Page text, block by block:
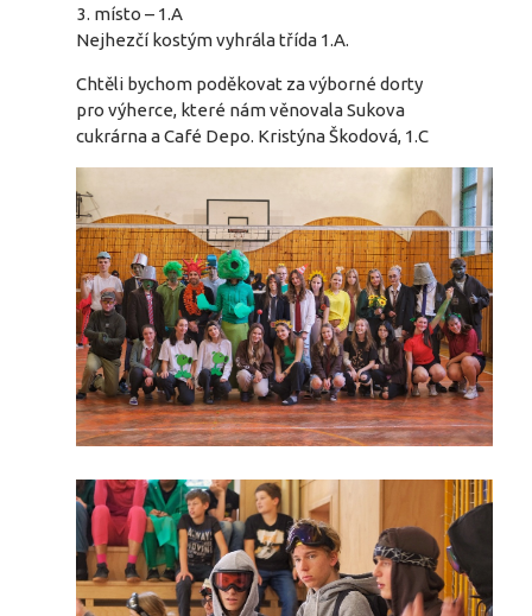
místo – 1.A
Nejhezčí kostým vyhrála třída 1.A.
Chtěli bychom poděkovat za výborné dorty
pro výherce, které nám věnovala Sukova
cukrárna a Café Depo. Kristýna Škodová, 1.C